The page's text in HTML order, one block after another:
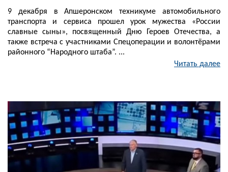
9 декабря в Апшеронском техникуме автомобильного
транспорта и сервиса прошел урок мужества «России
славные сыны», посвященный Дню Героев Отечества, а
также встреча с участниками Спецоперации и волонтёрами
районного “Народного штаба”. ...
Читать далее